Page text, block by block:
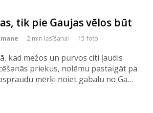
tik pie Gaujas vēlos būt
2 min lasīšanai 15 foto
kad mežos un purvos citi ļaudis
priekus, nolēmu pastaigāt pa
mērķi noiet gabalu no Ga…